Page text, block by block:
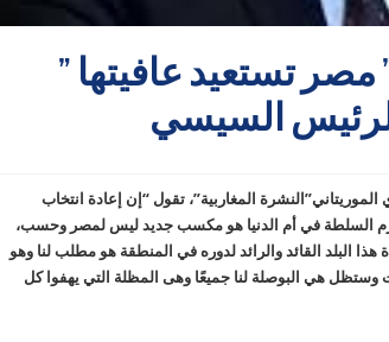
مصر تستعيد عافيتها ”
السيسي
المغاربية”، تقول “إن إعادة انتخاب
السلطة في أم الدنيا هو مكسب جديد ليس لمصر وحسب،
البلد القائد والرائد لدوره في المنطقة هو مطلب لنا وهو
وستظل هي البوصلة لنا جميعًا وهى المظلة التي يهفوا كل